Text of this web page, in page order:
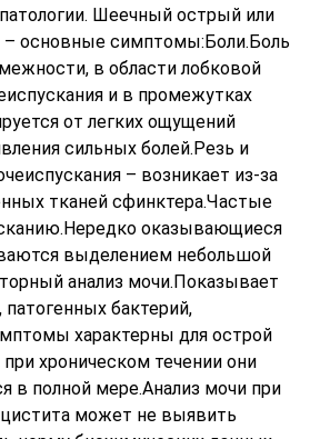
Шеечный острый или
– основные симптомы:Боли.Боль
в области лобковой
и в промежутках
от легких ощущений
сильных болей.Резь и
– возникает из-за
тканей сфинктера.Частые
оказывающиеся
выделением небольшой
анализ мочи.Показывает
бактерий,
характерны для острой
при хроническом течении они
в полной мере.Анализ мочи при
может не выявить